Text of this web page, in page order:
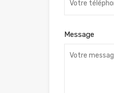
Message